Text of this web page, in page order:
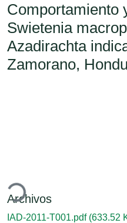
Comportamiento
Swietenia
Azadirachta
Zamorano,
Archivos
IAD-2011-T001.pdf (633.52